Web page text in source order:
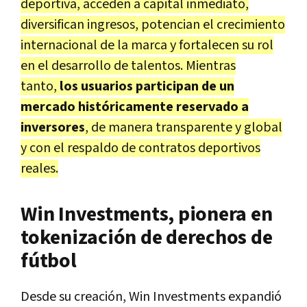
deportiva, acceden a capital inmediato,
diversifican ingresos, potencian el crecimiento
internacional de la marca y fortalecen su rol
en el desarrollo de talentos. Mientras
tanto, los usuarios participan de un
mercado históricamente reservado a
inversores, de manera transparente y global
y con el respaldo de contratos deportivos
reales.
Win Investments, pionera en
tokenización de derechos de
fútbol
Desde su creación, Win Investments expandió